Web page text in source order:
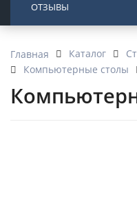
ОТЗЫВЫ
Главная Каталог
Компьютерные столы